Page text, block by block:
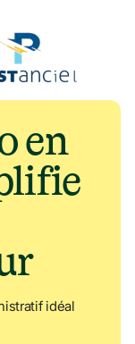
en
idéal